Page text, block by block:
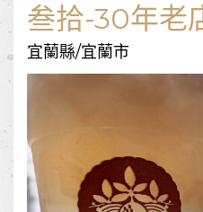
叁拾-30年老
宜蘭縣/宜蘭市